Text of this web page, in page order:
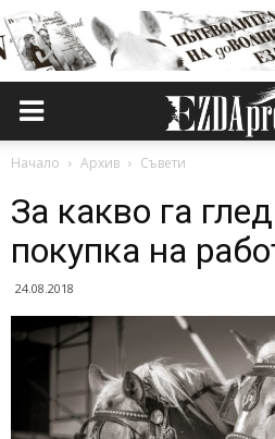
Начало Архив Съвети
За какво га
покупка на
24.08.2018